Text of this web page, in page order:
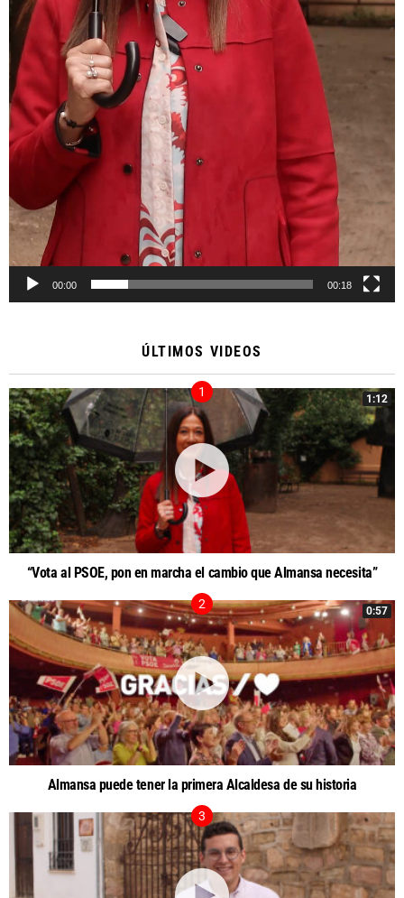
00:00 00:18
ÚLTIMOS VIDEOS
1:12
“Vota al PSOE, pon en marcha el cambio que Almansa necesita”
0:57
Almansa puede tener la primera Alcaldesa de su historia